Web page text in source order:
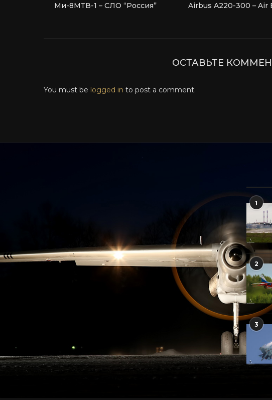
Ми-8МТВ-1 – СЛО “Россия” Airbus A220-300 – Air
ОСТАВЬТЕ
You must be logged in to post a comment.
1
2
3